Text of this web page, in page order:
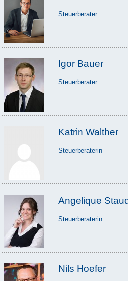
Steuerberater
Igor Bauer
Steuerberater
Katrin Walther
Steuerberaterin
Angelique
Steuerberaterin
Nils Hoefer